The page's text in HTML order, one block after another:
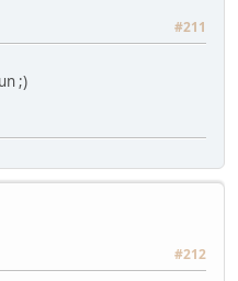
#211
;)
#212